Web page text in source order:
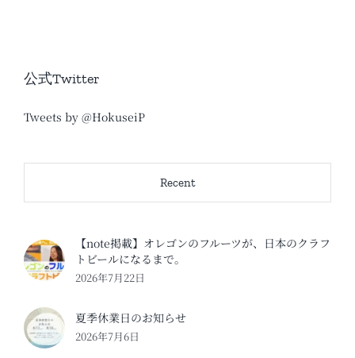
公式Twitter
Tweets by @HokuseiP
Recent
【note掲載】オレゴンのフルーツが、日本のクラフ
トビールになるまで。
2026年7月22日
夏季休業日のお知らせ
2026年7月6日